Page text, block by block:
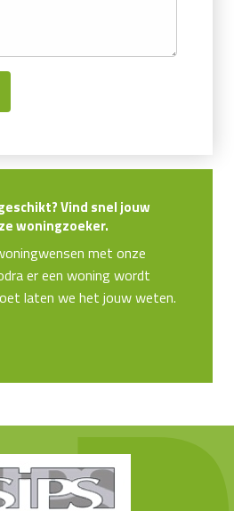
Vind snel jouw
woningzoeker.
met onze
er een woning wordt
laten we het jouw weten.